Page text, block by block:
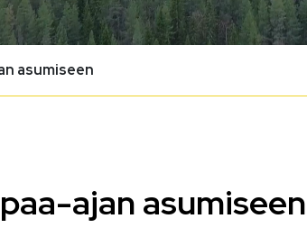
asumiseen
ajan asumiseen